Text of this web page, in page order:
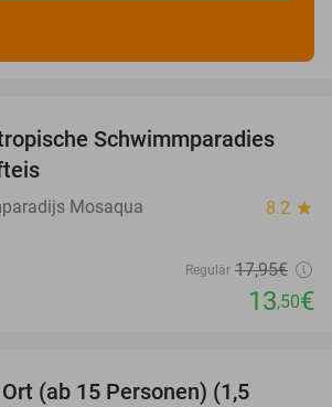
25%
Schwimmparadies
Mosaqua 8.2 star
Regulär 17,95€
13,50€
(ab 15 Personen) (1,5